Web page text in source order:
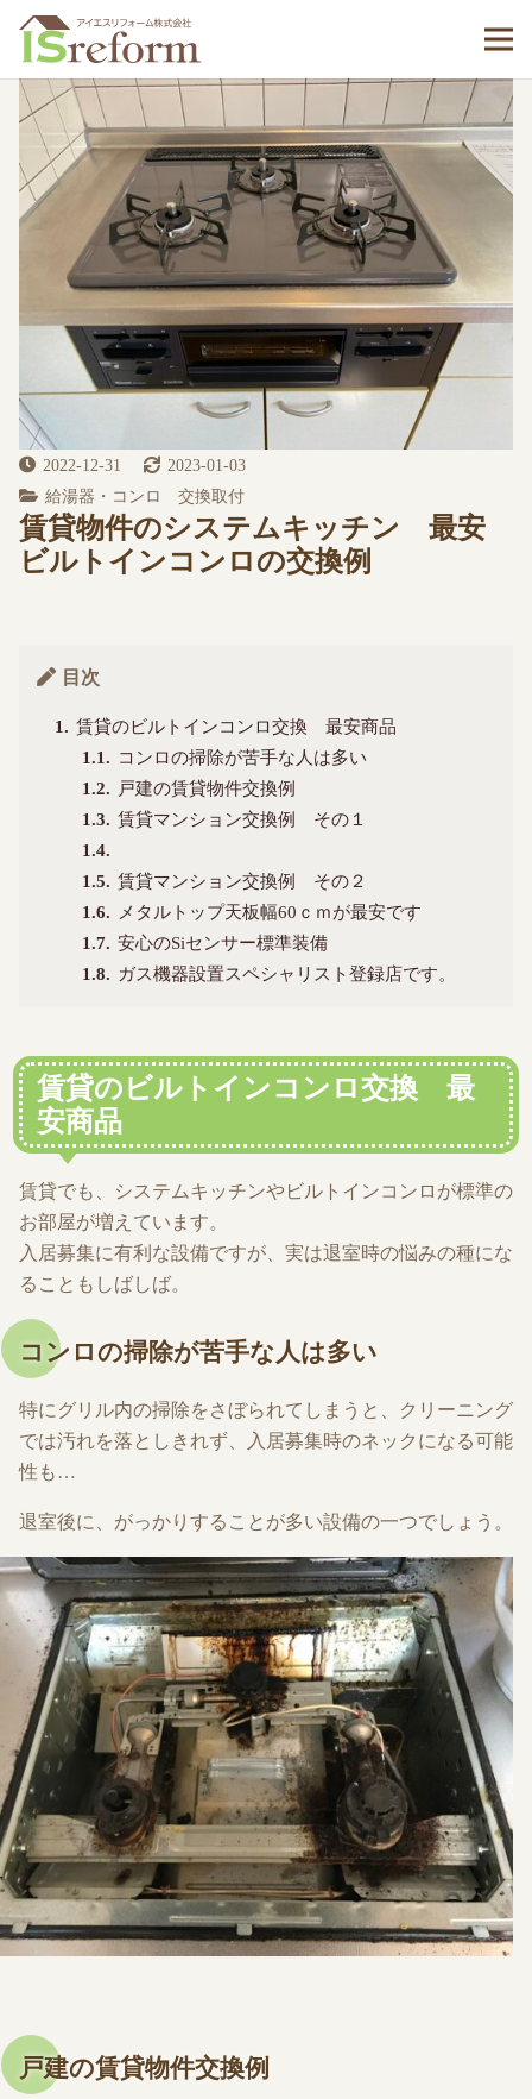
2022-12-31
2023-01-03
給湯器・コンロ 交換取付
賃貸物件のシステムキッチン 最安
ビルトインコンロの交換例
目次
1
賃貸のビルトインコンロ交換 最安商品
1.1
コンロの掃除が苦手な人は多い
1.2
戸建の賃貸物件交換例
1.3
賃貸マンション交換例 その１
1.4
1.5
賃貸マンション交換例 その２
1.6
メタルトップ天板幅60ｃｍが最安です
1.7
安心のSiセンサー標準装備
1.8
ガス機器設置スペシャリスト登録店です。
賃貸のビルトインコンロ交換 最
安商品
賃貸でも、システムキッチンやビルトインコンロが標準の
お部屋が増えています。
入居募集に有利な設備ですが、実は退室時の悩みの種にな
ることもしばしば。
コンロの掃除が苦手な人は多い
特にグリル内の掃除をさぼられてしまうと、クリーニング
では汚れを落としきれず、入居募集時のネックになる可能
性も…
退室後に、がっかりすることが多い設備の一つでしょう。
戸建の賃貸物件交換例